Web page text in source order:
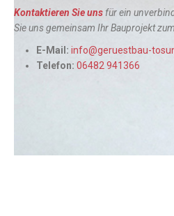
Kontaktieren Sie uns für ein
Sie uns gemeinsam Ihr Bauprojekt
E-Mail: info@geruestbau-
Telefon: 06482 941366